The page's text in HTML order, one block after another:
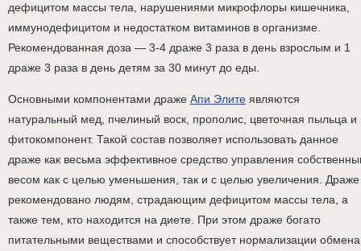
дефицитом массы тела, нарушениями микрофлоры кишечника,
иммунодефицитом и недостатком витаминов в организме.
Рекомендованная доза — 3-4 драже 3 раза в день взрослым и 1
драже 3 раза в день детям за 30 минут до еды.
Основными компонентами драже Апи Элите являются
натуральный мед, пчелиный воск, прополис, цветочная пыльца и
фитокомпонент. Такой состав позволяет использовать данное
драже как весьма эффективное средство управления
весом как с целью уменьшения, так и с целью увеличения. Драже
рекомендовано людям, страдающим дефицитом массы тела, а
также тем, кто находится на диете. При этом драже богато
питательными веществами и способствует нормализации обмена